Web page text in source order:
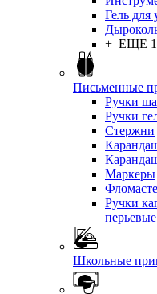
Гель для
+ ЕЩЕ
Письменные
Ручки
Ручки
Стержни
Маркеры
Ручки
Школьные